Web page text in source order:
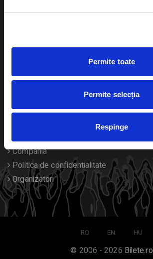
Permite toate
Permite selecția
Respinge
Diverse
Despre noi
Contact
Compania
Politica de confidentialitate
Organizatori
RO EN HU
© 2006 - 2026 Bilete.ro